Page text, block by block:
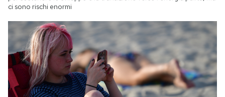
ci sono rischi enormi